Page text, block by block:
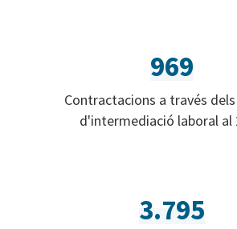
969
Contractacions a través
d'intermediació laboral al
3.795